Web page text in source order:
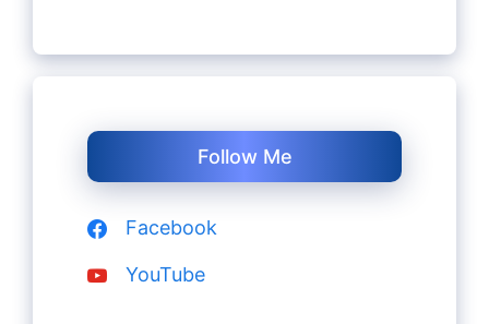
Follow Me
Facebook
YouTube